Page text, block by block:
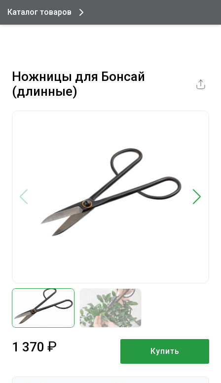
Каталог товаров
Ножницы для Бонсай
(длинные)
1 370 Купить